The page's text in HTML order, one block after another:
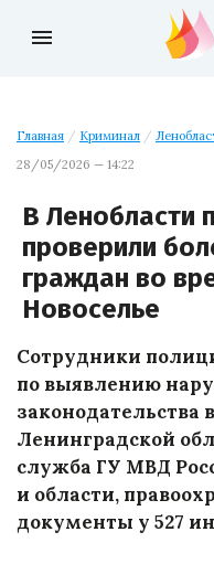
menu
Главная / Криминал /
28/05/2026 — 14:22
В Ленобласти
проверили
граждан во
Новоселье
Сотрудники
по выявлению
законодательства
Ленинградской
служба ГУ МВД
и области,
документы у 527